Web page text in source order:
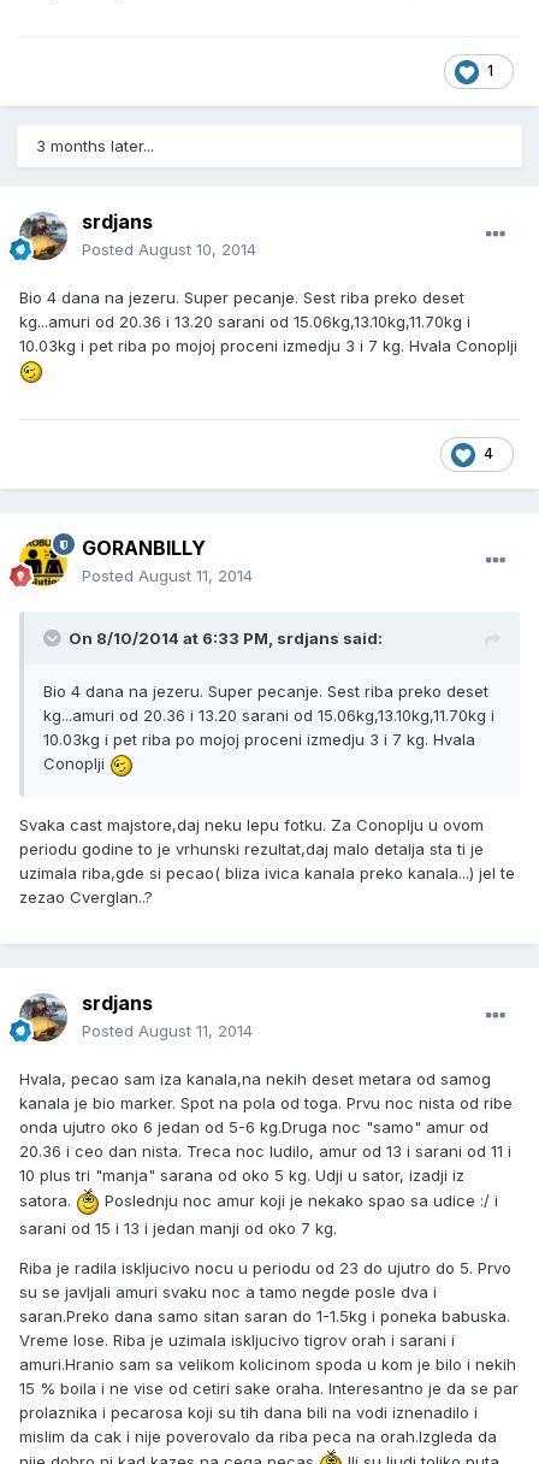
1
3 months later...
srdjans
Posted August 10, 2014
Bio 4 dana na jezeru. Super pecanje. Sest riba preko deset
kg...amuri od 20.36 i 13.20 sarani od 15.06kg,13.10kg,11.70kg i
10.03kg i pet riba po mojoj proceni izmedju 3 i 7 kg. Hvala Conoplji
4
GORANBILLY
Posted August 11, 2014
On 8/10/2014 at 6:33 PM, srdjans said:
Bio 4 dana na jezeru. Super pecanje. Sest riba preko deset
kg...amuri od 20.36 i 13.20 sarani od 15.06kg,13.10kg,11.70kg i
10.03kg i pet riba po mojoj proceni izmedju 3 i 7 kg. Hvala
Conoplji
Svaka cast majstore,daj neku lepu fotku. Za Conoplju u ovom
periodu godine to je vrhunski rezultat,daj malo detalja sta ti je
uzimala riba,gde si pecao( bliza ivica kanala preko kanala...) jel te
zezao Cverglan..?
srdjans
Posted August 11, 2014
Hvala, pecao sam iza kanala,na nekih deset metara od samog
kanala je bio marker. Spot na pola od toga. Prvu noc nista od ribe
onda ujutro oko 6 jedan od 5-6 kg.Druga noc "samo" amur od
20.36 i ceo dan nista. Treca noc ludilo, amur od 13 i sarani od 11 i
10 plus tri "manja" sarana od oko 5 kg. Udji u sator, izadji iz
satora.
Poslednju noc amur koji je nekako spao sa udice :/ i
sarani od 15 i 13 i jedan manji od oko 7 kg.
Riba je radila iskljucivo nocu u periodu od 23 do ujutro do 5. Prvo
su se javljali amuri svaku noc a tamo negde posle dva i
saran.Preko dana samo sitan saran do 1-1.5kg i poneka babuska.
Vreme lose. Riba je uzimala iskljucivo tigrov orah i sarani i
amuri.Hranio sam sa velikom kolicinom spoda u kom je bilo i nekih
15 % boila i ne vise od cetiri sake oraha. Interesantno je da se par
prolaznika i pecarosa koji su tih dana bili na vodi iznenadilo i
mislim da cak i nije poverovalo da riba peca na orah.Izgleda da